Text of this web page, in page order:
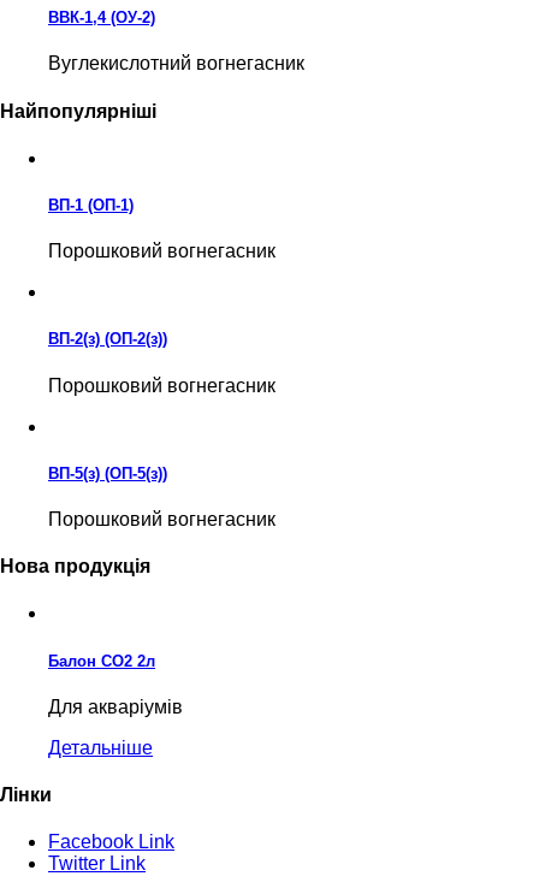
ВВК-1,4 (ОУ-2)
Вуглекислотний вогнегасник
Найпопулярніші
ВП-1 (ОП-1)
Порошковий вогнегасник
ВП-2(з) (ОП-2(з))
Порошковий вогнегасник
ВП-5(з) (ОП-5(з))
Порошковий вогнегасник
Нова продукція
Балон CO2 2л
Для акваріумів
Детальніше
Лінки
Facebook Link
Twitter Link